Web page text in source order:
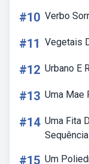
#10 Verbo
#11 Vegetais
#12 Urbano E
#13 Uma Mae
#14 Uma Fita
Sequência
#15 Um